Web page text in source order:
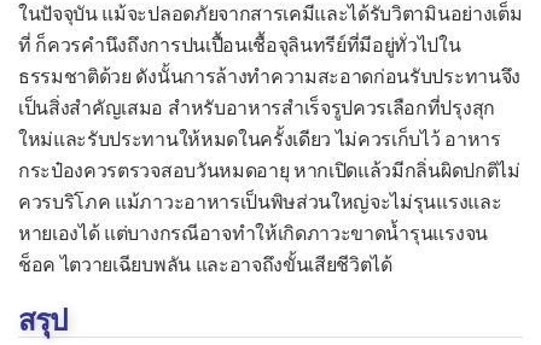
จากแบคทีเรียเข้าเยื่อบุ
จากพิษในอาหาร
จากพิษที่เกิดในลำไส้
มดลูกอักเสบ
เยื่อบุตาอักเสบจากแบคทีเรีย
เยื่อบุช่องท้องอักเสบ
เยื่อบุโพรงหัวใจอักเสบ
ในปัจจุบัน แม้จะปลอดภัยจากสารเคมีและได้รับวิตามินอย่างเต็ม
ที่ ก็ควรคำนึงถึงการปนเปื้อนเชื้อจุลินทรีย์ที่มีอยู่ทั่วไปใน
ธรรมชาติด้วย ดังนั้นการล้างทำความสะอาดก่อนรับประทานจึง
เป็นสิ่งสำคัญเสมอ สำหรับอาหารสำเร็จรูปควรเลือกที่ปรุงสุก
ใหม่และรับประทานให้หมดในครั้งเดียว ไม่ควรเก็บไว้ อาหาร
กระป๋องควรตรวจสอบวันหมดอายุ หากเปิดแล้วมีกลิ่นผิดปกติไม่
ควรบริโภค แม้ภาวะอาหารเป็นพิษส่วนใหญ่จะไม่รุนแรงและ
หายเองได้ แต่บางกรณีอาจทำให้เกิดภาวะขาดน้ำรุนแรงจน
ช็อค ไตวายเฉียบพลัน และอาจถึงขั้นเสียชีวิตได้
สรุป